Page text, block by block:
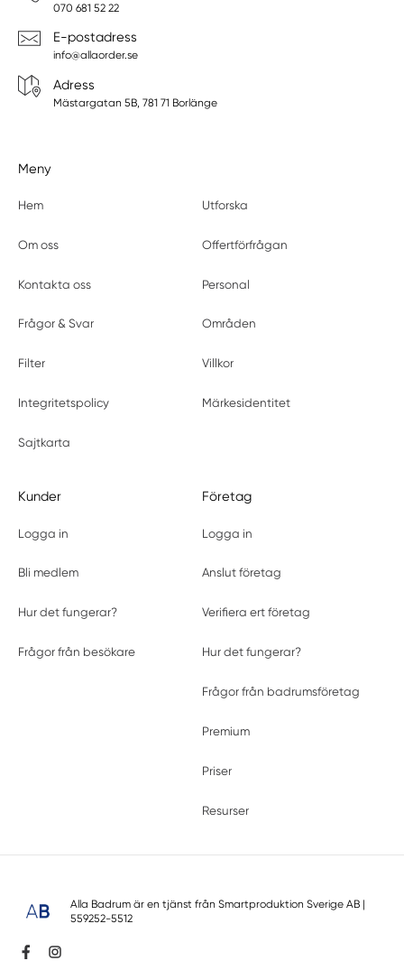
070 681 52 22
E-postadress
info@allaorder.se
Adress
Mästargatan 5B, 781 71 Borlänge
Meny
Hem Utforska
Om oss Offertförfrågan
Kontakta oss Personal
Frågor & Svar Områden
Filter Villkor
Integritetspolicy Märkesidentitet
Sajtkarta
Kunder
Logga in
Bli medlem
Hur det fungerar?
Frågor från besökare
Företag
Logga in
Anslut företag
Verifiera ert företag
Hur det fungerar?
Frågor från badrumsföretag
Premium
Priser
Resurser
Alla Badrum är en tjänst från Smartproduktion Sverige AB|
559252-5512